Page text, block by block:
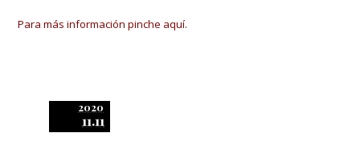
Para más información pinche aquí.
2020
11.11